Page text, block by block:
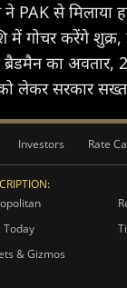
PAK से मिलाया
गोचर करेंगे शुक्र,
का अवतार,
को लेकर सरकार
Investors Rate
Today
& Gizmos